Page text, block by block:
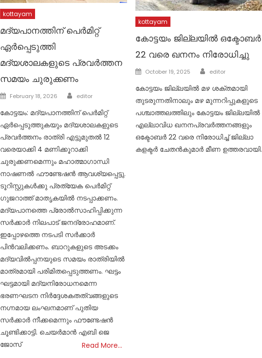
kottayam
മദ്യപാനത്തിന് പെർമിറ്റ്
ഏർപ്പെടുത്തി
മദ്യശാലകളുടെ പ്രവർത്തന
സമയം ചുരുക്കണം
Posted
February 18, 2026 Author
editor
കോട്ടയം: മദ്യപാനത്തിന് പെർമിറ്റ്
ഏർപ്പെടുത്തുകയും മദ്യശാലകളുടെ
പ്രവർത്തനം രാത്രി എട്ടുമുതൽ 12
വരെയാക്കി 4 മണിക്കൂറാക്കി
ചുരുക്കണമെന്നും മഹാത്മാഗാന്ധി
നാഷണൽ ഫൗണ്ടേഷൻ ആവശ്യപ്പെട്ടു.
ടൂറിസ്റ്റുകൾക്കു പ്രത്യേക പെർമിറ്റ്
ഗുജറാത്ത് മാതൃകയിൽ നടപ്പാക്കണം.
മദ്യപാനത്തെ പ്രോൽസാഹിപ്പിക്കുന്ന
സർക്കാർ നിലപാട് ജനദ്രോഹമാണ്.
ഇപ്പോഴത്തെ നടപടി സർക്കാർ
പിൻവലിക്കണം. ബാറുകളുടെ അടക്കം
മദ്യവിൽപ്പനയുടെ സമയം രാത്രിയിൽ
മാത്രമായി പരിമിതപ്പെടുത്തണം. ഘട്ടം
ഘട്ടമായി മദ്യനിരോധനമെന്ന
ഭരണഘടന നിർദ്ദേശകതത്വങ്ങളുടെ
നഗ്നമായ ലംഘനമാണ് പുതിയ
സർക്കാർ നീക്കമെന്നും ഫൗണ്ടേഷൻ
ചൂണ്ടിക്കാട്ടി. ചെയർമാൻ എബി ജെ
ജോസ്
Read More…
kottayam
കോട്ടയം ജില്ലയില്‍ ഒക്ടോബർ
22 വരെ ഖനനം നിരോധിച്ചു
Posted
October 19, 2025 Author
editor
കോട്ടയം ജില്ലയിൽ മഴ ശക്തമായി
തുടരുന്നതിനാലും മഴ മുന്നറിപ്പുകളുടെ
പശ്ചാത്തലത്തിലും കോട്ടയം ജില്ലയിൽ
എല്ലാവിധ ഖനനപ്രവർത്തനങ്ങളും
ഒക്ടോബർ 22 വരെ നിരോധിച്ച് ജില്ലാ
കളക്ടര്‍ ചേതന്‍കുമാര്‍ മീണ ഉത്തരവായി.